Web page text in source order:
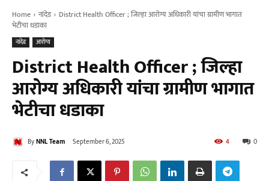
Home नांदेड
District Health Officer ; जिल्हा आरोग्य अधिकारी यांचा ग्रामीण भागात
भेटीचा धडाका
नांदेड आरोग्य
District Health Officer ; जिल्हा
आरोग्य अधिकारी यांचा ग्रामीण भागात
भेटीचा धडाका
ByNNL Team September 6, 2025 0
4